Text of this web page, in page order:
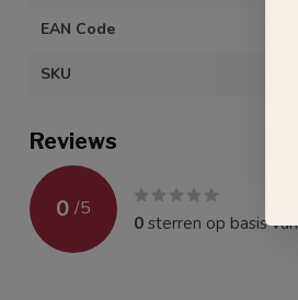
EAN Code
SKU
Reviews
0 /5
0sterren op basis